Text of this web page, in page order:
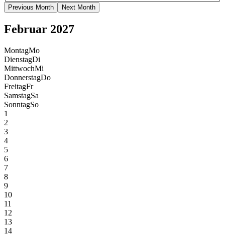
Previous Month Next Month
Februar 2027
MontagMo
DienstagDi
MittwochMi
DonnerstagDo
FreitagFr
SamstagSa
SonntagSo
1
2
3
4
5
6
7
8
9
10
11
12
13
14